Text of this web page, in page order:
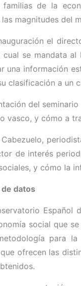
de la
magnitudes del
el
cual se mandata
una información
clasificación a un
del
vasco, y cómo a
de interés
y cómo la
datos
social que
para
ofrecen las